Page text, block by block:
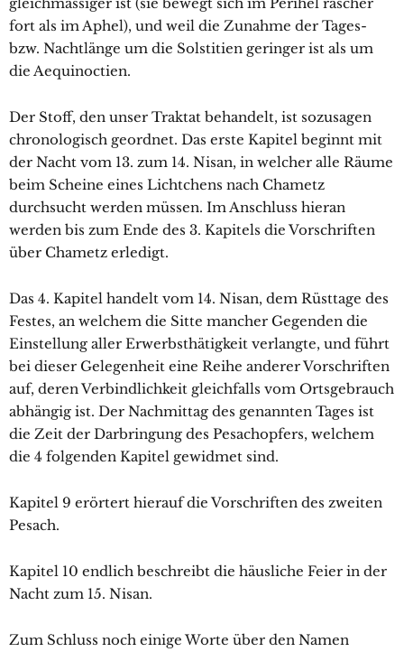
fort als im Aphel), und weil die Zunahme der Tages-
bzw. Nachtlänge um die Solstitien geringer ist als um
die Aequinoctien.
Der Stoff, den unser Traktat behandelt, ist sozusagen
chronologisch geordnet. Das erste Kapitel beginnt mit
der Nacht vom 13. zum 14. Nisan, in welcher alle Räume
beim Scheine eines Lichtchens nach Chametz
durchsucht werden müssen. Im Anschluss hieran
werden bis zum Ende des 3. Kapitels die Vorschriften
über Chametz erledigt.
Das 4. Kapitel handelt vom 14. Nisan, dem Rüsttage des
Festes, an welchem die Sitte mancher Gegenden die
Einstellung aller Erwerbsthätigkeit verlangte, und führt
bei dieser Gelegenheit eine Reihe anderer Vorschriften
auf, deren Verbindlichkeit gleichfalls vom Ortsgebrauch
abhängig ist. Der Nachmittag des genannten Tages ist
die Zeit der Darbringung des Pesachopfers, welchem
die 4 folgenden Kapitel gewidmet sind.
Kapitel 9 erörtert hierauf die Vorschriften des zweiten
Pesach.
Kapitel 10 endlich beschreibt die häusliche Feier in der
Nacht zum 15. Nisan.
Zum Schluss noch einige Worte über den Namen